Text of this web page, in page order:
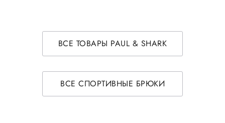
ВСЕ ТОВАРЫ PAUL & SHARK
ВСЕ СПОРТИВНЫЕ БРЮКИ